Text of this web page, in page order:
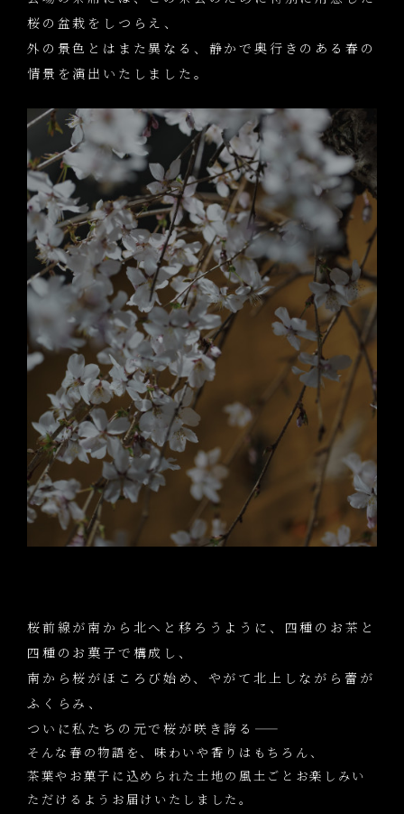
桜の盆栽をしつらえ、
外の景色とはまた異なる、静かで奥行きのある春の
情景を演出いたしました。
桜前線が南から北へと移ろうように、四種のお茶と
四種のお菓子で構成し、
南から桜がほころび始め、やがて北上しながら蕾が
ふくらみ、
ついに私たちの元で桜が咲き誇る ――
そんな春の物語を、味わいや香りはもちろん、
茶葉やお菓子に込められた土地の風土ごとお楽しみい
ただけるようお届けいたしました。